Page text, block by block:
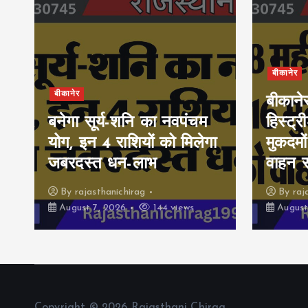
बीकानेर
बनेगा सूर्य-शनि का नवपंचम
योग, इन 4 राशियों को मिलेगा
जबरदस्त धन-लाभ
By rajasthanichirag
August 7, 2026
144 views
बीकानेर
वाहन
By